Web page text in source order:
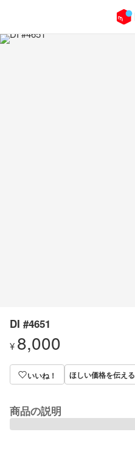
DI #4651
¥ 8,000
いいね！ ほしい価格を伝える
商品の説明